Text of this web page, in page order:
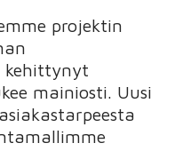
projektin
kehittynyt
mainiosti. Uusi